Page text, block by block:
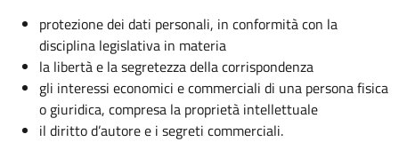
protezione dei dati personali, in conformità con la
disciplina legislativa in materia
la libertà e la segretezza della corrispondenza
gli interessi economici e commerciali di una persona fisica
o giuridica, compresa la proprietà intellettuale
il diritto d’autore e i segreti commerciali.